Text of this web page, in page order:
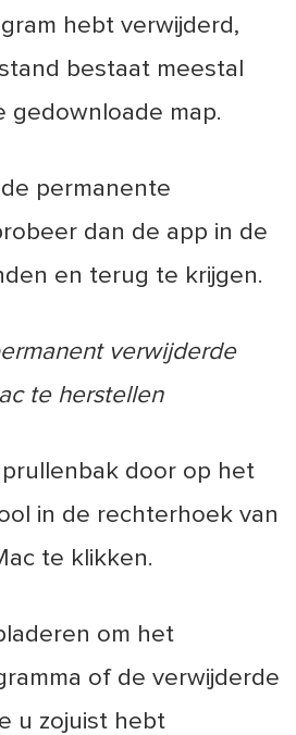
hebt verwijderd,
bestaat meestal
gedownloade map.
permanente
dan de app in de
en terug te krijgen.
verwijderde
te herstellen
prullenbak door op het
in de rechterhoek van
te klikken.
om het
of de verwijderde
u zojuist hebt